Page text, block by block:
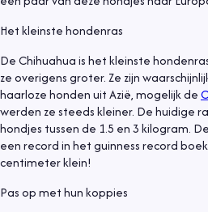
Het kleinste hondenras
De Chihuahua is het kleinste
ze overigens groter. Ze zijn
haarloze honden uit Azië, mogelijk de
werden ze steeds kleiner. De huidige
hondjes tussen de 1.5 en 3 kilogram.
een record in het guinness record boek
centimeter klein!
Pas op met hun koppies